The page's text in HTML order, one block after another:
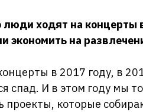
ходят на концерты
экономить на
в 2017 году, в
спад. И в этом году мы
проекты, которые